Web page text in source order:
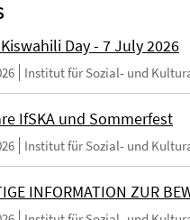
Day - 7 July 2026
Institut für Sozial- und
IfSKA und Sommerfest
Institut für Sozial- und
INFORMATION ZUR